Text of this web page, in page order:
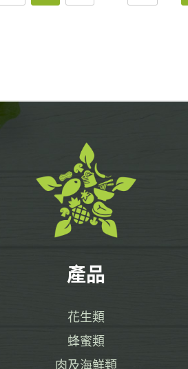
產品
花生類
蜂蜜類
肉及海鮮類